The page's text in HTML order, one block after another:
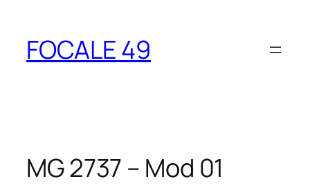
contenu
FOCALE 49
MG 2737 – Mod 01